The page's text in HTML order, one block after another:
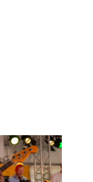
Over ons
Nieuwsbrief